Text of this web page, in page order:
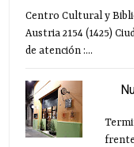
Centro Cultural y
Austria 2154 (1425)
de atención :...